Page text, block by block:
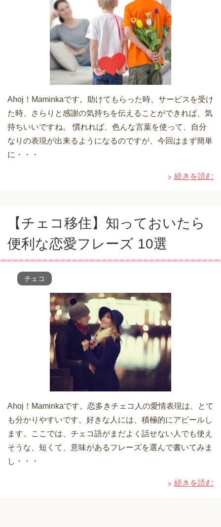
Ahoj！Maminkaです。助けてもらった時、サービスを受け
た時、さらりと感謝の気持ちを伝えることができれば、気
持ちいいですね。 慣れれば、色んな言葉を使って、自分
なりの表現が出来るようになるのですが、今回はまず簡単
に・・・
続きを読む
【チェコ移住】知っておいたら
便利な恋愛フレーズ 10選
チェコ
Ahoj！Maminkaです。恋多きチェコ人の愛情表現は、とて
も分かりやすいです。好きな人には、積極的にアピールし
ます。ここでは、チェコ語がまだよく話せない人でも使え
そうな、短くて、意味があるフレーズを選んで書いてみま
し・・・
続きを読む